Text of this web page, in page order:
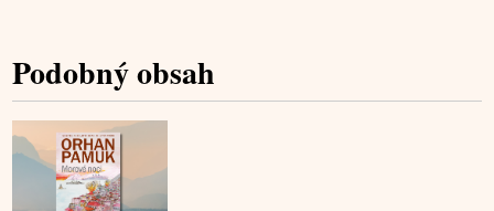
Podobný obsah